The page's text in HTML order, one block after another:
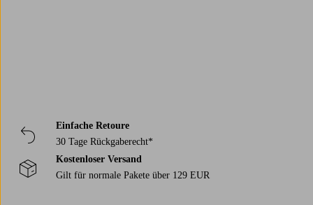
Einfache Retoure
30 Tage Rückgaberecht*
Kostenloser Versand
Gilt für normale Pakete über 129 EUR